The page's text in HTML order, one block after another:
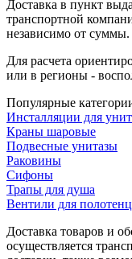
Доставка в пункт
транспортной
независимо от суммы.
Для расчета
или в регионы -
Популярные
Инсталляции для
Краны шаровые
Подвесные унитазы
Раковины
Сифоны
Трапы для душа
Вентили для
Доставка товаров и
осуществляется